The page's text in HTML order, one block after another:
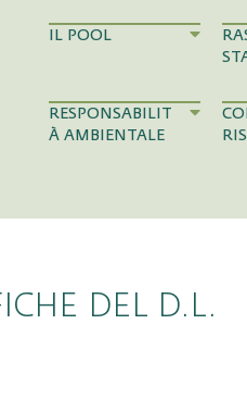
IL POOL
RESPONSABILIT
À AMBIENTALE
DEL D.L.